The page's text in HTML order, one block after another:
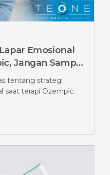
Emosional
Jangan Sampai
tentang strategi
saat terapi Ozempic.